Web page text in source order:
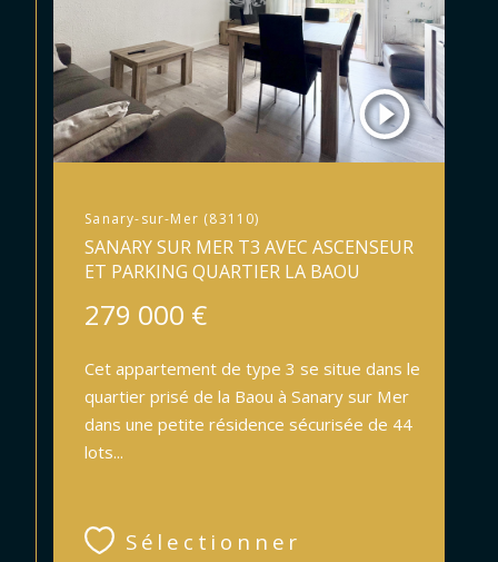
Sanary-sur-Mer (83110)
SANARY SUR MER T3 AVEC ASCENSEUR
ET PARKING QUARTIER LA BAOU
279 000 €
Cet appartement de type 3 se situe dans le
quartier prisé de la Baou à Sanary sur Mer
dans une petite résidence sécurisée de 44
lots...
Sélectionner